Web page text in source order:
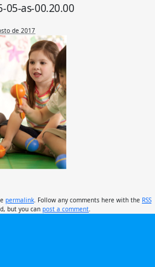
05-as-00.20.00
de 2017
permalink . Follow any comments here with the RSS
but you can post a comment